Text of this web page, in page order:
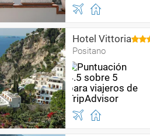
Hotel Vittoria
Positano